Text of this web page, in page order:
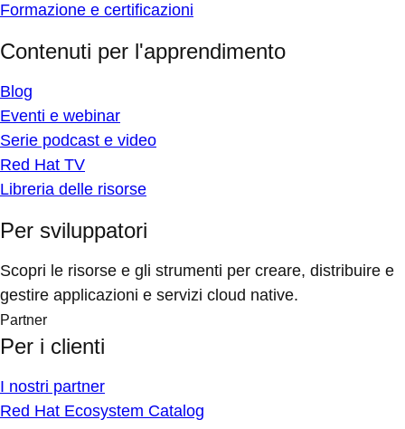
Formazione e certificazioni
Contenuti per l'apprendimento
Blog
Eventi e webinar
Serie podcast e video
Red Hat TV
Libreria delle risorse
Per sviluppatori
Scopri le risorse e gli strumenti per creare, distribuire e
gestire applicazioni e servizi cloud native.
Partner
Per i clienti
I nostri partner
Red Hat Ecosystem Catalog